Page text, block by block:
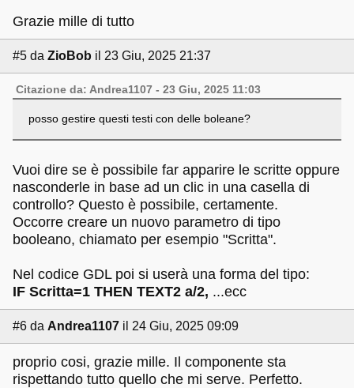
Grazie mille di tutto
#5 da ZioBob il 23 Giu, 2025 21:37
Citazione da: Andrea1107 - 23 Giu, 2025 11:03
posso gestire questi testi con delle boleane?
Vuoi dire se è possibile far apparire le scritte oppure
nasconderle in base ad un clic in una casella di
controllo? Questo è possibile, certamente.
Occorre creare un nuovo parametro di tipo
booleano, chiamato per esempio "Scritta".
Nel codice GDL poi si userà una forma del tipo:
IF Scritta=1 THEN TEXT2 a/2, ...ecc
#6 da Andrea1107 il 24 Giu, 2025 09:09
proprio cosi, grazie mille. Il componente sta
rispettando tutto quello che mi serve. Perfetto.